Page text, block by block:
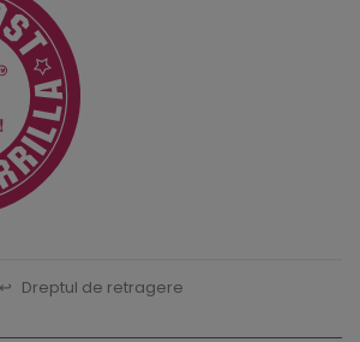
↩ Dreptul de retragere